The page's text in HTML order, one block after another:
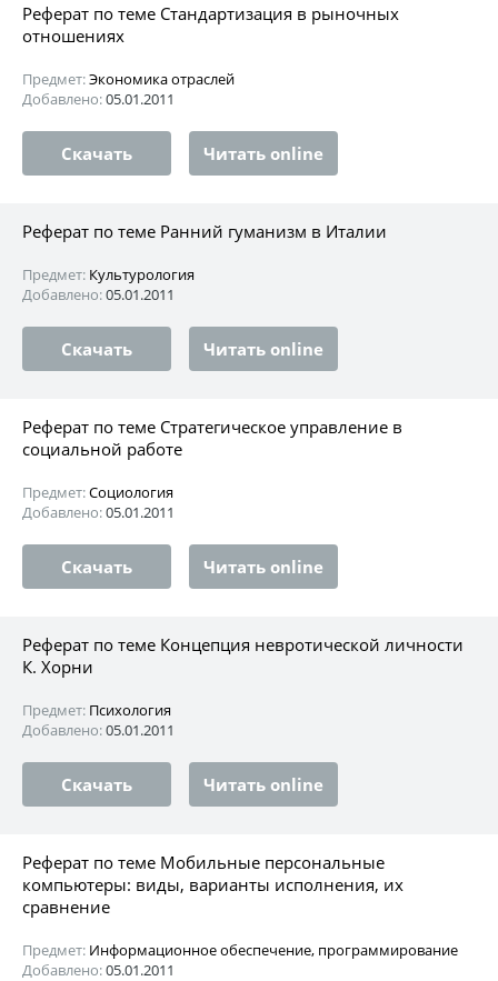
Реферат по теме Стандартизация в рыночных
отношениях
Предмет:Экономика отраслей
Добавлено:05.01.2011
Скачать Читать online
Реферат по теме Ранний гуманизм в Италии
Предмет: Культурология
Добавлено:05.01.2011
Скачать Читать online
Реферат по теме Стратегическое управление в
социальной работе
Предмет:Социология
Добавлено:05.01.2011
Скачать Читать online
Реферат по теме Концепция невротической личности
К. Хорни
Предмет: Психология
Добавлено:05.01.2011
Скачать Читать online
Реферат по теме Мобильные персональные
компьютеры: виды, варианты исполнения, их
сравнение
Предмет: Информационное обеспечение, программирование
Добавлено:05.01.2011